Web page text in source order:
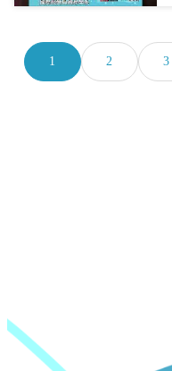
1 2 3